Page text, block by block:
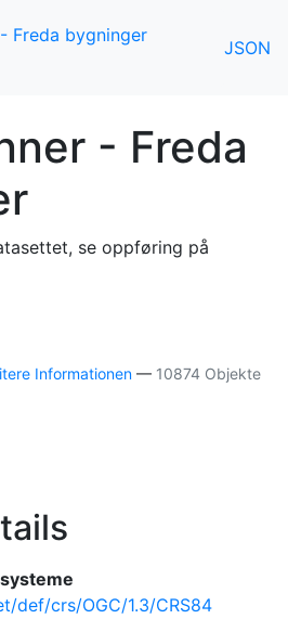
Freda bygninger
JSON
- Freda
se oppføring på
Informationen — 10874 Objekte
def/crs/OGC/1.3/CRS84